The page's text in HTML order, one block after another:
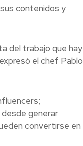
contenidos y
del trabajo que hay
el chef Pablo
desde generar
convertirse en